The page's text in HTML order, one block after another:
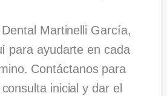
Martinelli García,
para ayudarte en cada
Contáctanos para
inicial y dar el